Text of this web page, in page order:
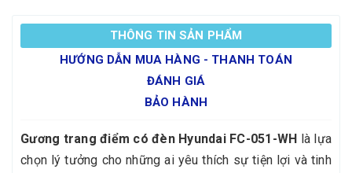
THÔNG TIN SẢN PHẨM
HƯỚNG DẪN MUA HÀNG - THANH TOÁN
ĐÁNH GIÁ
BẢO HÀNH
Gương trang điểm có đèn Hyundai FC-051-WH là lựa
chọn lý tưởng cho những ai yêu thích sự tiện lợi và tinh